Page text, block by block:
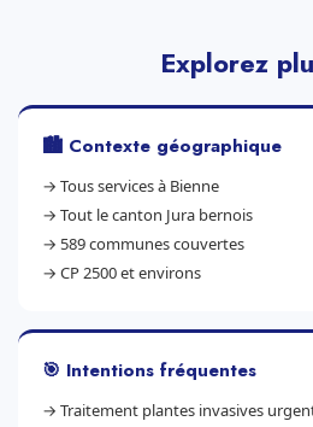
Explorez
🏙️ Contexte géographique
→ Tous services à Bienne
→ Tout le canton Jura bernois
→ 589 communes couvertes
→ CP 2500 et environs
🎯 Intentions fréquentes
→ Traitement plantes invasives